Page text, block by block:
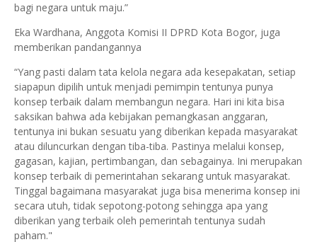
bagi negara untuk maju.”
Eka Wardhana, Anggota Komisi II DPRD Kota Bogor, juga
memberikan pandangannya
“Yang pasti dalam tata kelola negara ada kesepakatan, setiap
siapapun dipilih untuk menjadi pemimpin tentunya punya
konsep terbaik dalam membangun negara. Hari ini kita bisa
saksikan bahwa ada kebijakan pemangkasan anggaran,
tentunya ini bukan sesuatu yang diberikan kepada masyarakat
atau diluncurkan dengan tiba-tiba. Pastinya melalui konsep,
gagasan, kajian, pertimbangan, dan sebagainya. Ini merupakan
konsep terbaik di pemerintahan sekarang untuk masyarakat.
Tinggal bagaimana masyarakat juga bisa menerima konsep ini
secara utuh, tidak sepotong-potong sehingga apa yang
diberikan yang terbaik oleh pemerintah tentunya sudah
paham."